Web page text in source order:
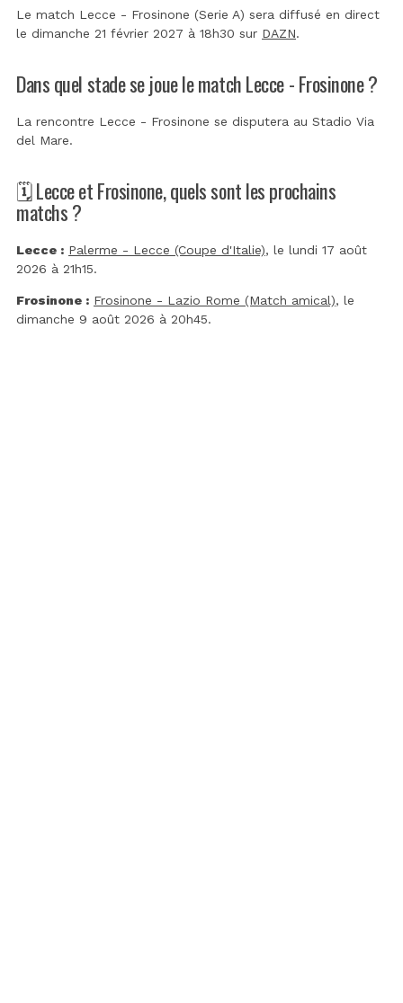
Le match Lecce - Frosinone (Serie A) sera diffusé en direct
le dimanche 21 février 2027 à 18h30 sur DAZN.
Dans quel stade se joue le match Lecce - Frosinone ?
La rencontre Lecce - Frosinone se disputera au Stadio Via
del Mare.
🗓️ Lecce et Frosinone, quels sont les prochains
matchs ?
Lecce : Palerme - Lecce (Coupe d'Italie), le lundi 17 août
2026 à 21h15.
Frosinone : Frosinone - Lazio Rome (Match amical), le
dimanche 9 août 2026 à 20h45.